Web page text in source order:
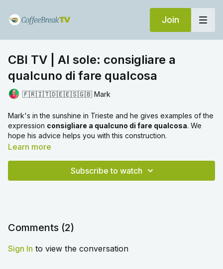
Join
CBI TV | Al sole: consigliare a
qualcuno di fare qualcosa
🇫🇷🇮🇹🇩🇪🇪🇸🇬🇧 Mark
Mark's in the sunshine in Trieste and he gives examples of the
expression consigliare a qualcuno di fare qualcosa. We
hope his advice helps you with this construction.
Learn more
Subscribe to watch
Comments (2)
Sign In to view the conversation